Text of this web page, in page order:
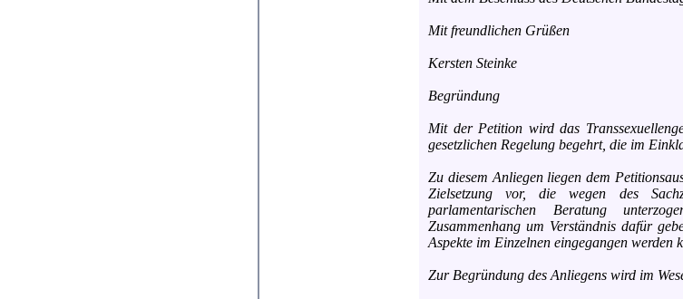
Mit freundlichen Grüßen
Kersten Steinke
Begründung
Mit der Petition wird das
gesetzlichen Regelung begehrt, die im
Zu diesem Anliegen liegen dem
Zielsetzung vor, die wegen des
parlamentarischen Beratung
Zusammenhang um Verständnis dafür
Aspekte im Einzelnen eingegangen werden
Zur Begründung des Anliegens wird im